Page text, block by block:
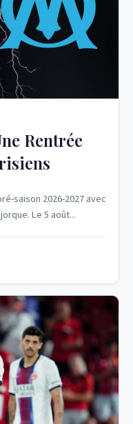
Rentrée
saison 2026-2027 avec
Le 5 août...